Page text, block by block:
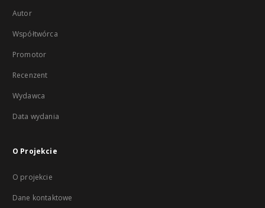
Autor
Współtwórca
Promotor
Recenzent
Wydawca
Data wydania
O Projekcie
O projekcie
Dane kontaktowe